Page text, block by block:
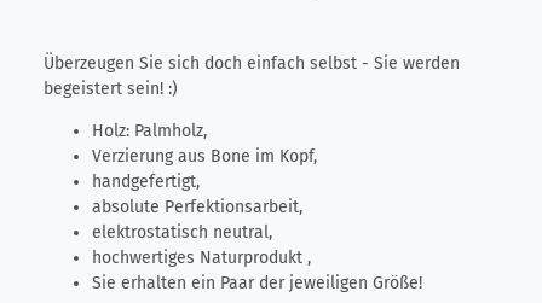
Überzeugen Sie sich doch einfach selbst - Sie werden
begeistert sein! :)
Holz: Palmholz,
Verzierung aus Bone im Kopf,
handgefertigt,
absolute Perfektionsarbeit,
elektrostatisch neutral,
hochwertiges Naturprodukt ,
Sie erhalten ein Paar der jeweiligen Größe!